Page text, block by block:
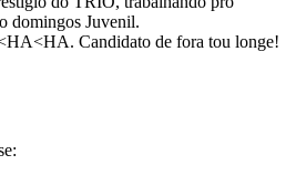
domingos Juvenil.
Candidato de fora tou longe!